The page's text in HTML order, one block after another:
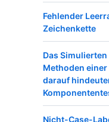
Fehlender
Zeichenkette
Das
Methoden einer
darauf
Nicht-Case-